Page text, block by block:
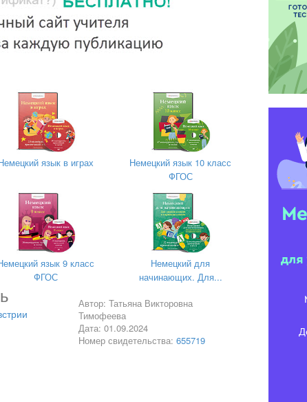
язык в играх
Немецкий язык 10 класс
ФГОС
язык 9 класс
ФГОС
Немецкий для
начинающих. Для...
Автор: Татьяна Викторовна
Тимофеева
Дата: 01.09.2024
Номер свидетельства: 655719